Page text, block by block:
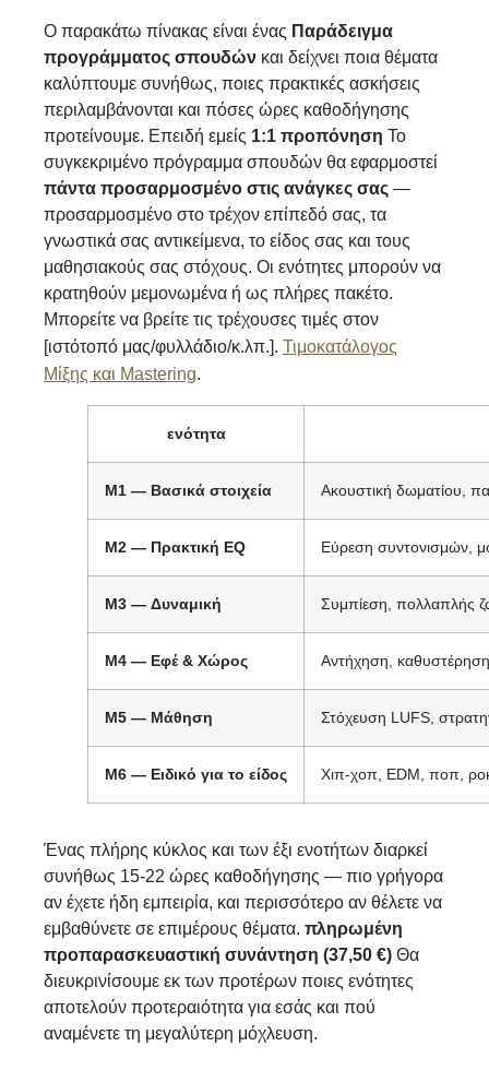
Ο παρακάτω πίνακας είναι ένας Παράδειγμα
προγράμματος σπουδών και δείχνει ποια θέματα
καλύπτουμε συνήθως, ποιες πρακτικές ασκήσεις
περιλαμβάνονται και πόσες ώρες καθοδήγησης
προτείνουμε. Επειδή εμείς 1:1 προπόνηση Το
συγκεκριμένο πρόγραμμα σπουδών θα εφαρμοστεί
πάντα προσαρμοσμένο στις ανάγκες σας —
προσαρμοσμένο στο τρέχον επίπεδό σας, τα
γνωστικά σας αντικείμενα, το είδος σας και τους
μαθησιακούς σας στόχους. Οι ενότητες μπορούν να
κρατηθούν μεμονωμένα ή ως πλήρες πακέτο.
Μπορείτε να βρείτε τις τρέχουσες τιμές στον
[ιστότοπό μας/φυλλάδιο/κ.λπ.]. Τιμοκατάλογος
Μίξης και Mastering.
ενότητα
M1 — Βασικά στοιχεία Ακουστική δωματίου,
M2 — Πρακτική EQ Εύρεση συντονισμών,
M3 — Δυναμική Συμπίεση, πολλαπλής
M4 — Εφέ & Χώρος Αντήχηση,
M5 — Μάθηση Στόχευση LUFS,
M6 — Ειδικό για το είδος Χιπ-χοπ, EDM, ποπ,
Ένας πλήρης κύκλος και των έξι ενοτήτων διαρκεί
συνήθως 15-22 ώρες καθοδήγησης — πιο γρήγορα
αν έχετε ήδη εμπειρία, και περισσότερο αν θέλετε να
εμβαθύνετε σε επιμέρους θέματα. πληρωμένη
προπαρασκευαστική συνάντηση (37,50 €) Θα
διευκρινίσουμε εκ των προτέρων ποιες ενότητες
αποτελούν προτεραιότητα για εσάς και πού
αναμένετε τη μεγαλύτερη μόχλευση.